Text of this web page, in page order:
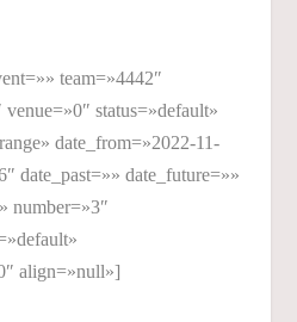
team=»4442″
venue=»0″ status=»default»
date_from=»2022-11-
date_past=»» date_future=»»
number=»3″
align=»null»]